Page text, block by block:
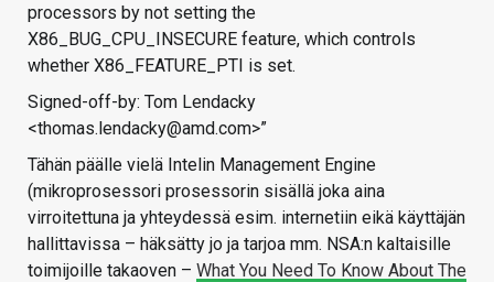
processors by not setting the
X86_BUG_CPU_INSECURE feature, which controls
whether X86_FEATURE_PTI is set.
Signed-off-by: Tom Lendacky
<thomas.lendacky@amd.com>”
Tähän päälle vielä Intelin Management Engine
(mikroprosessori prosessorin sisällä joka aina
virroitettuna ja yhteydessä esim. internetiin eikä käyttäjän
hallittavissa – häksätty jo ja tarjoa mm. NSA:n kaltaisille
toimijoille takaoven – What You Need To Know About The